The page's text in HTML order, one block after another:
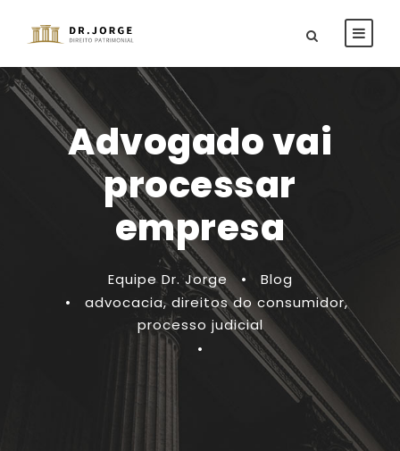
Advogado vai
processar
empresa
Equipe Dr. Jorge •
Blog
•
advocacia, direitos do consumidor,
processo judicial
•